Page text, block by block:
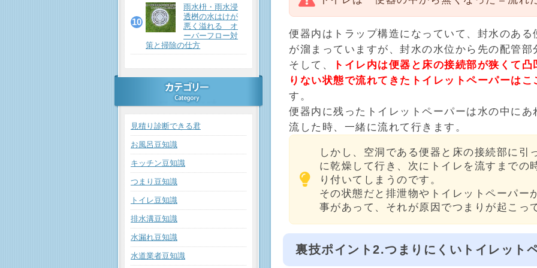
便器内はトラップ構造になっていて、封水のあ
が溜まっていますが、封水の水位から先の配管
そして、
トイレ内は便器と床の接続部が狭くて
りない状態で流れてきたトイレットペーパーは
す。
便器内に残ったトイレットペーパーは水の中に
流した時、一緒に流れて行きます。
しかし、空洞である便器と床の接続部に引
に乾燥して行き、次にトイレを流すまでの
り付いてしまうのです。
その状態だと排泄物やトイレットペーパー
事があって、それが原因でつまりが起こっ
裏技ポイント2.つまりにくいトイレット
雨水枡・雨水浸
透桝の水はけが
悪く溢れる オ
ーバーフロー対
策と掃除の仕方
見積り診断できる君
お風呂豆知識
キッチン豆知識
つまり豆知識
トイレ豆知識
排水溝豆知識
水漏れ豆知識
水道業者豆知識